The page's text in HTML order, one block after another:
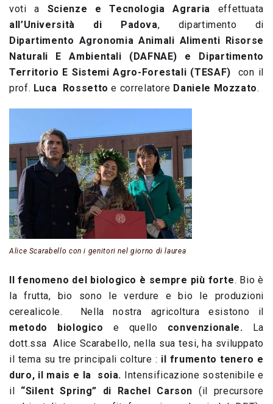
voti a Scienze e Tecnologia Agraria effettuata
all’Università di Padova, dipartimento di
Dipartimento Agronomia Animali Alimenti Risorse
Naturali E Ambientali (DAFNAE) e Dipartimento
Territorio E Sistemi Agro-Forestali (TESAF) con il
prof. Luca Rossetto e correlatore Daniele Mozzato.
Alice Scarabello con i genitori nel giorno di laurea
Il fenomeno del biologico è sempre più forte. Bio è
la frutta, bio sono le verdure e bio le produzioni
cerealicole. Nella nostra agricoltura esistono il
metodo biologico e quello convenzionale. La
dott.ssa Alice Scarabello, nella sua tesi, ha sviluppato
il tema su tre principali colture : il frumento tenero e
duro, il mais e la soia. Intensificazione sostenibile e
il “Silent Spring” di Rachel Carson (il precursore